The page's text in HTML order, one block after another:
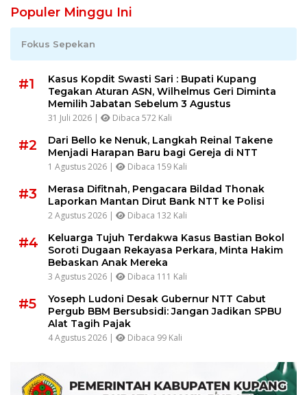
Populer Minggu Ini
Fokus Sepekan
#1
Kasus Kopdit Swasti Sari : Bupati Kupang
Tegakan Aturan ASN, Wilhelmus Geri Diminta
Memilih Jabatan Sebelum 3 Agustus
31 Juli 2026 | Dibaca 572 Kali
#2
Dari Bello ke Nenuk, Langkah Reinal Takene
Menjadi Harapan Baru bagi Gereja di NTT
1 Agustus 2026 | Dibaca 159 Kali
#3
Merasa Difitnah, Pengacara Bildad Thonak
Laporkan Mantan Dirut Bank NTT ke Polisi
2 Agustus 2026 | Dibaca 132 Kali
#4
Keluarga Tujuh Terdakwa Kasus Bastian Bokol
Soroti Dugaan Rekayasa Perkara, Minta Hakim
Bebaskan Anak Mereka
3 Agustus 2026 | Dibaca 111 Kali
#5
Yoseph Ludoni Desak Gubernur NTT Cabut
Pergub BBM Bersubsidi: Jangan Jadikan SPBU
Alat Tagih Pajak
4 Agustus 2026 | Dibaca 99 Kali